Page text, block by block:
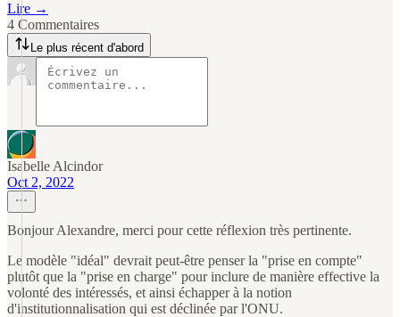
Lire →
4 Commentaires
Le plus récent d'abord
Isabelle Alcindor
Oct 2, 2022
Bonjour Alexandre, merci pour cette réflexion très pertinente.
Le modèle "idéal" devrait peut-être penser la "prise en compte"
plutôt que la "prise en charge" pour inclure de manière effective la
volonté des intéressés, et ainsi échapper à la notion
d'institutionnalisation qui est déclinée par l'ONU.